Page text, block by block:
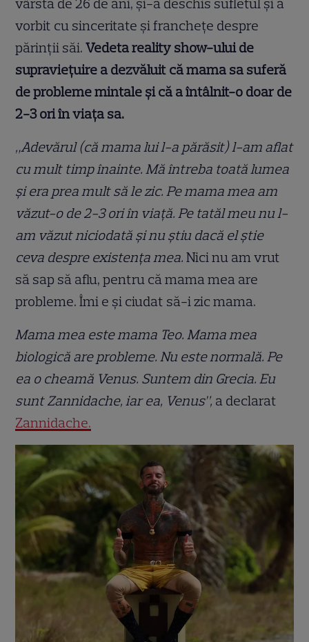
vârstă de 26 de ani, și-a deschis sufletul și a
vorbit cu sinceritate și franchețe despre
părinții săi.Vedeta reality show-ului de
supraviețuire a dezvăluit că mama sa suferă
de probleme mintale și că a întâlnit-o doar de
2-3 ori în viața sa.
„Adevărul (că mama lui l-a părăsit) l-am aflat
cu mult timp înainte. Mă întreba toată lumea
și era prea mult să le zic. Pe mama mea am
văzut-o de 2-3 ori în viață. Pe tatăl meu nu l-
am văzut niciodată și nu știu dacă el știe
ceva despre existența mea.Nici nu am vrut
să sap să aflu, pentru că mama mea are
probleme. Îmi e și ciudat să-i zic mama.
Mama mea este mama Teo. Mama mea
biologică are probleme. Nu este normală. Pe
ea o cheamă Venus. Suntem din Grecia. Eu
sunt Zannidache, iar ea, Venus”, a declarat
Zannidache.